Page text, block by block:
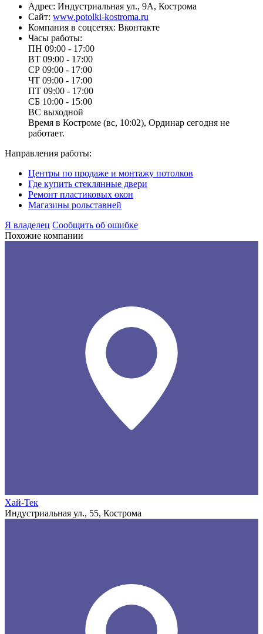
Адрес: Индустриальная ул., 9А, Кострома
Сайт: www.potolki-kostroma.ru
Компания в соцсетях: Вконтакте
Часы работы:
ПН 09:00 - 17:00
ВТ 09:00 - 17:00
СР 09:00 - 17:00
ЧТ 09:00 - 17:00
ПТ 09:00 - 17:00
СБ 10:00 - 15:00
ВС выходной
Время в Костроме (вс, 10:02), Ординар сегодня не
работает.
Направления работы:
Центры по продаже и монтажу потолков
Где купить стеклянные двери
Ремонт пластиковых окон
Магазины рольставней
Я владелец Сообщить об ошибке
Похожие компании
Хай-Тек
Индустриальная ул., 55, Кострома